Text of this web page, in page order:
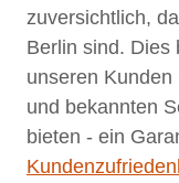
zuversichtlich,
Berlin sind. Dies
unseren
und bekannten
bieten - ein